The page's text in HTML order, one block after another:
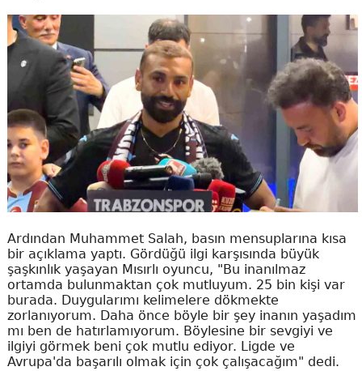
Ardından Muhammet Salah, basın mensuplarına kısa
bir açıklama yaptı. Gördüğü ilgi karşısında büyük
şaşkınlık yaşayan Mısırlı oyuncu, "Bu inanılmaz
ortamda bulunmaktan çok mutluyum. 25 bin kişi var
burada. Duygularımı kelimelere dökmekte
zorlanıyorum. Daha önce böyle bir şey inanın yaşadım
mı ben de hatırlamıyorum. Böylesine bir sevgiyi ve
ilgiyi görmek beni çok mutlu ediyor. Ligde ve
Avrupa'da başarılı olmak için çok çalışacağım" dedi.